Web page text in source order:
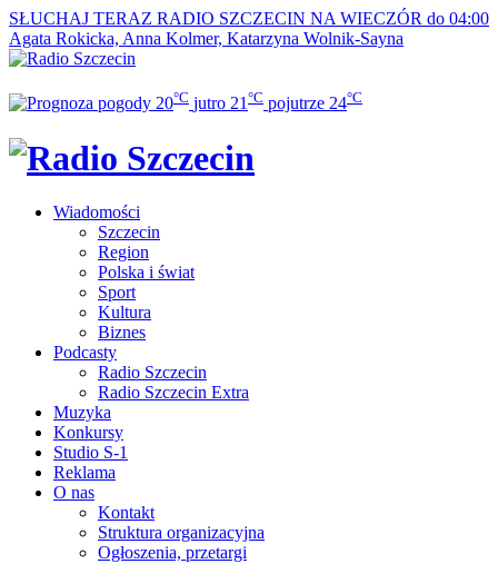
SŁUCHAJ TERAZ RADIO SZCZECIN NA WIECZÓR do 04:00
Agata Rokicka, Anna Kolmer, Katarzyna Wolnik-Sayna
20°C jutro 21 °C pojutrze 24°C
Wiadomości
Szczecin
Region
Polska i świat
Sport
Kultura
Biznes
Podcasty
Radio Szczecin
Radio Szczecin Extra
Muzyka
Konkursy
Studio S-1
Reklama
O nas
Kontakt
Struktura organizacyjna
Ogłoszenia, przetargi